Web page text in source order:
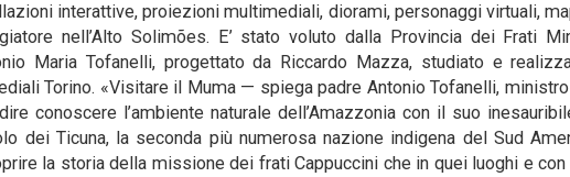
interattive, proiezioni multimediali, diorami, personaggi virtuali,
nell’Alto Solimões. E’ stato voluto dalla Provincia dei Frati
Maria Tofanelli, progettato da Riccardo Mazza, studiato e
Torino. «Visitare il Muma — spiega padre Antonio Tofanelli,
conoscere l’ambiente naturale dell’Amazzonia con il suo
dei Ticuna, la seconda più numerosa nazione indigena del Sud
la storia della missione dei frati Cappuccini che in quei luoghi e